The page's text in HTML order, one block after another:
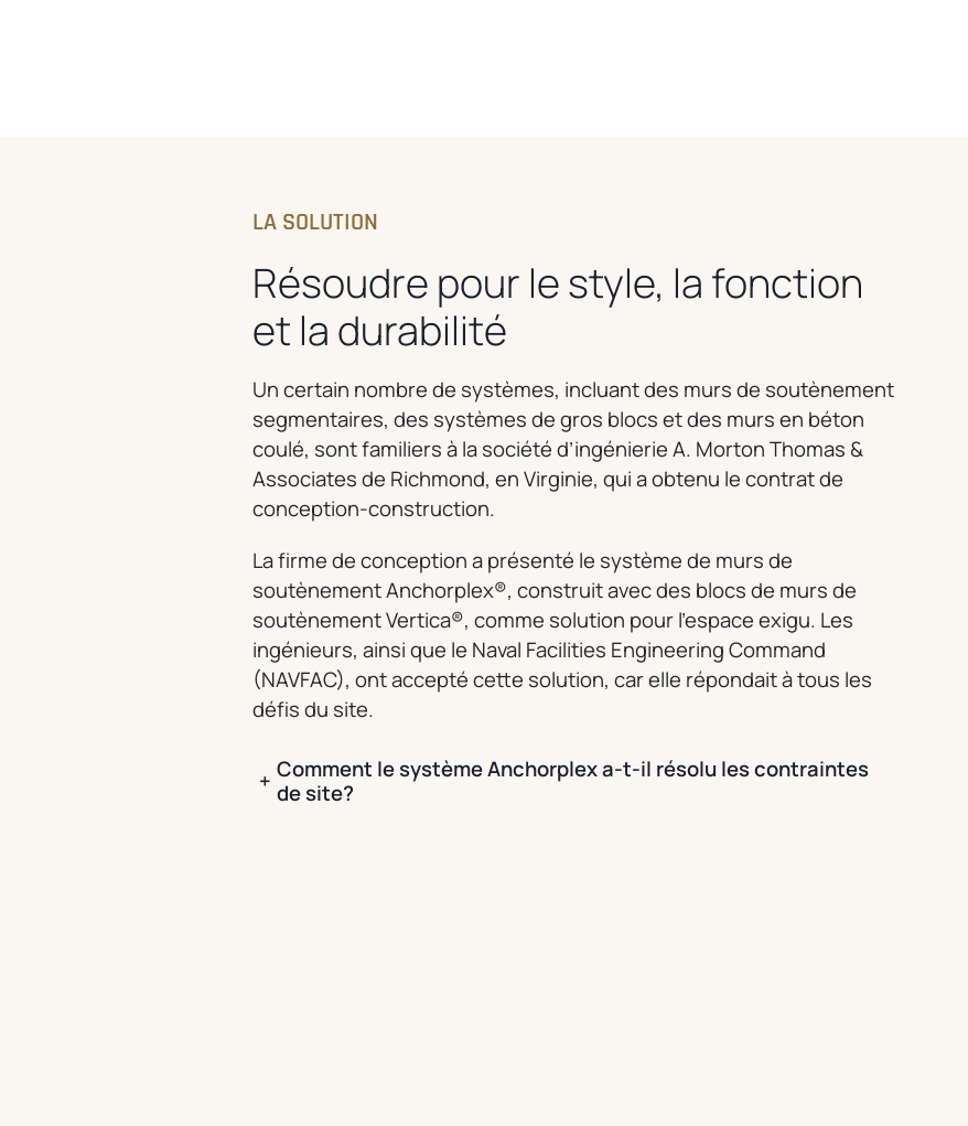
LA SOLUTION
Résoudre pour le style, la fonction
et la durabilité
Un certain nombre de systèmes, incluant des murs de soutènement
segmentaires, des systèmes de gros blocs et des murs en béton
coulé, sont familiers à la société d’ingénierie A. Morton Thomas &
Associates de Richmond, en Virginie, qui a obtenu le contrat de
conception-construction.
La firme de conception a présenté le système de murs de
soutènement Anchorplex®, construit avec des blocs de murs de
soutènement Vertica®, comme solution pour l’espace exigu. Les
ingénieurs, ainsi que le Naval Facilities Engineering Command
(NAVFAC), ont accepté cette solution, car elle répondait à tous les
défis du site.
+ Comment le système Anchorplex a-t-il résolu les contraintes
de site?